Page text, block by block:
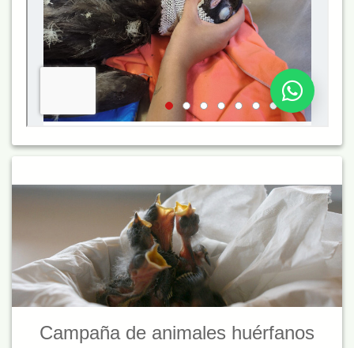
Campaña de animales huérfanos